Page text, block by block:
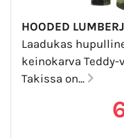
HOODED
Laadukas
keinokarva Teddy-
Takissa on...